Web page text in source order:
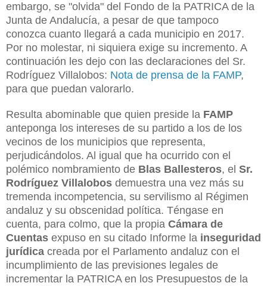
embargo, se "olvida" del Fondo de la PATRICA de la
Junta de Andalucía, a pesar de que tampoco
conozca cuanto llegará a cada municipio en 2017.
Por no molestar, ni siquiera exige su incremento. A
continuación les dejo con las declaraciones del Sr.
Rodríguez Villalobos: Nota de prensa de la FAMP,
para que puedan valorarlo.
Resulta abominable que quien preside la FAMP
anteponga los intereses de su partido a los de los
vecinos de los municipios que representa,
perjudicándolos. Al igual que ha ocurrido con el
polémico nombramiento de Blas Ballesteros, el Sr.
Rodríguez Villalobos demuestra una vez más su
tremenda incompetencia, su servilismo al Régimen
andaluz y su obscenidad política. Téngase en
cuenta, para colmo, que la propia Cámara de
Cuentas expuso en su citado Informe la inseguridad
jurídica creada por el Parlamento andaluz con el
incumplimiento de las previsiones legales de
incrementar la PATRICA en los Presupuestos de la